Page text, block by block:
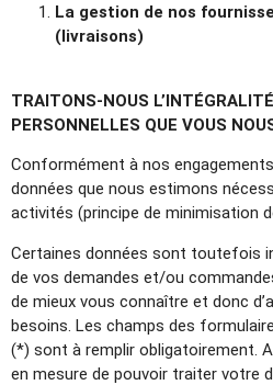
La gestion de nos
(livraisons)
TRAITONS-NOUS
PERSONNELLES QUE VOUS
Conformément à nos
données que nous estimons
activités (principe de minimisation
Certaines données sont toutefois
de vos demandes et/ou
de mieux vous connaître et donc
besoins. Les champs des
(*) sont à remplir obligatoirement.
en mesure de pouvoir traiter votre